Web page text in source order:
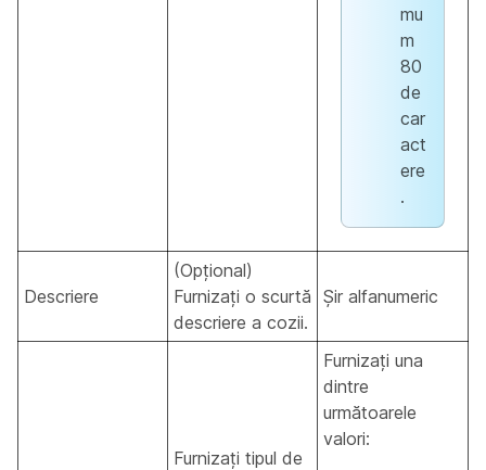
mu
m
80
de
car
act
ere
.
Descriere
(Opțional)
Furnizați o scurtă
descriere a cozii.
Șir alfanumeric
Furnizați tipul de
Furnizați una
dintre
următoarele
valori: